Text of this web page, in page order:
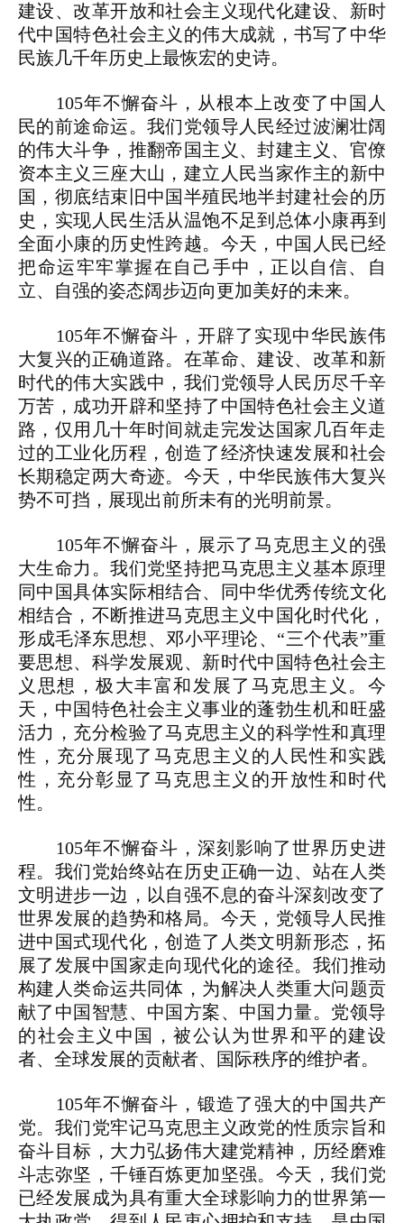
建设、改革开放和社会主义现代化建设、新时
代中国特色社会主义的伟大成就，书写了中华
民族几千年历史上最恢宏的史诗。
105年不懈奋斗，从根本上改变了中国人
民的前途命运。我们党领导人民经过波澜壮阔
的伟大斗争，推翻帝国主义、封建主义、官僚
资本主义三座大山，建立人民当家作主的新中
国，彻底结束旧中国半殖民地半封建社会的历
史，实现人民生活从温饱不足到总体小康再到
全面小康的历史性跨越。今天，中国人民已经
把命运牢牢掌握在自己手中，正以自信、自
立、自强的姿态阔步迈向更加美好的未来。
105年不懈奋斗，开辟了实现中华民族伟
大复兴的正确道路。在革命、建设、改革和新
时代的伟大实践中，我们党领导人民历尽千辛
万苦，成功开辟和坚持了中国特色社会主义道
路，仅用几十年时间就走完发达国家几百年走
过的工业化历程，创造了经济快速发展和社会
长期稳定两大奇迹。今天，中华民族伟大复兴
势不可挡，展现出前所未有的光明前景。
105年不懈奋斗，展示了马克思主义的强
大生命力。我们党坚持把马克思主义基本原理
同中国具体实际相结合、同中华优秀传统文化
相结合，不断推进马克思主义中国化时代化，
形成毛泽东思想、邓小平理论、“三个代表”重
要思想、科学发展观、新时代中国特色社会主
义思想，极大丰富和发展了马克思主义。今
天，中国特色社会主义事业的蓬勃生机和旺盛
活力，充分检验了马克思主义的科学性和真理
性，充分展现了马克思主义的人民性和实践
性，充分彰显了马克思主义的开放性和时代
性。
105年不懈奋斗，深刻影响了世界历史进
程。我们党始终站在历史正确一边、站在人类
文明进步一边，以自强不息的奋斗深刻改变了
世界发展的趋势和格局。今天，党领导人民推
进中国式现代化，创造了人类文明新形态，拓
展了发展中国家走向现代化的途径。我们推动
构建人类命运共同体，为解决人类重大问题贡
献了中国智慧、中国方案、中国力量。党领导
的社会主义中国，被公认为世界和平的建设
者、全球发展的贡献者、国际秩序的维护者。
105年不懈奋斗，锻造了强大的中国共产
党。我们党牢记马克思主义政党的性质宗旨和
奋斗目标，大力弘扬伟大建党精神，历经磨难
斗志弥坚，千锤百炼更加坚强。今天，我们党
已经发展成为具有重大全球影响力的世界第一